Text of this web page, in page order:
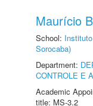
Maurício
School:
Sorocaba)
Department:
CONTROLE E
Academic
title: MS-3.2